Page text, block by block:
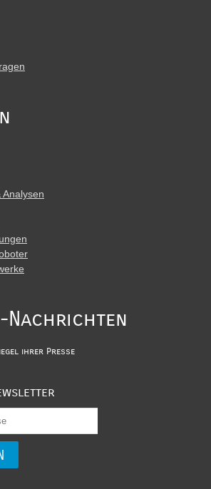
Analysen
Nachrichten
ihrer Presse